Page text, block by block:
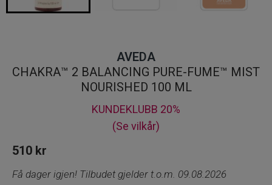
AVEDA
CHAKRA™ 2 BALANCING PURE-FUME™ MIST
NOURISHED 100 ML
KUNDEKLUBB 20%
(Se vilkår)
510 kr
Få dager igjen! Tilbudet gjelder t.o.m. 09.08.2026